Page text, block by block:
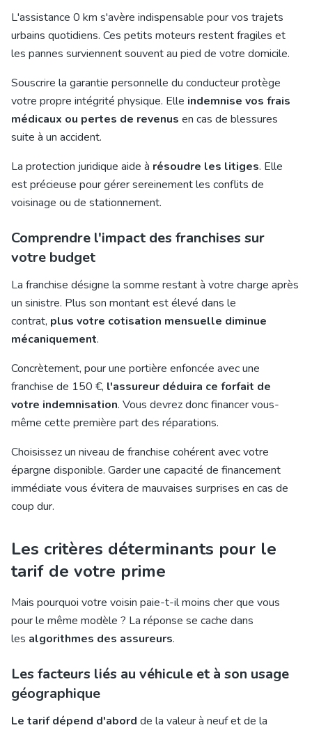
L'assistance 0 km s'avère indispensable pour vos trajets
urbains quotidiens. Ces petits moteurs restent fragiles et
les pannes surviennent souvent au pied de votre domicile.
Souscrire la garantie personnelle du conducteurprotège
votre propre intégrité physique. Elle indemnise vos frais
médicaux ou pertes de revenus en cas de blessures
suite à un accident.
La protection juridique aide à résoudre les litiges. Elle
est précieuse pour gérer sereinement les conflits de
voisinage ou de stationnement.
Comprendre l'impact des franchises sur
votre budget
La franchise désigne la somme restant à votre charge après
un sinistre. Plus son montant est élevé dans le
contrat, plus votre cotisation mensuelle diminue
mécaniquement.
Concrètement, pour une portière enfoncée avec une
franchise de 150 €, l'assureur déduira ce forfait de
votre indemnisation. Vous devrez donc financer vous-
même cette première part des réparations.
Choisissez un niveau de franchise cohérent avec votre
épargne disponible. Garder une capacité de financement
immédiate vous évitera de mauvaises surprises en cas de
coup dur.
Les critères déterminants pour le
tarif de votre prime
Mais pourquoi votre voisin paie-t-il moins cher que vous
pour le même modèle ? La réponse se cache dans
les algorithmes des assureurs.
Les facteurs liés au véhicule et à son usage
géographique
Le tarif dépend d'abord de la valeur à neuf et de la